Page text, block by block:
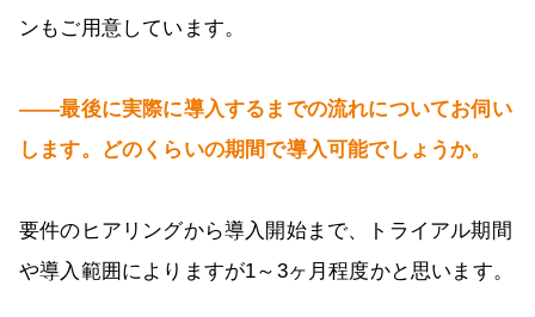
ンもご用意しています。
――最後に実際に導入するまでの流れについてお伺い
します。どのくらいの期間で導入可能でしょうか。
要件のヒアリングから導入開始まで、トライアル期間
や導入範囲によりますが1～3ヶ月程度かと思います。